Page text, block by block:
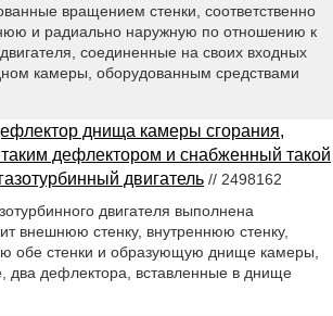
вращением стенки, соответственно
и радиально наружную по отношению к
соединенные на своих входных
камеры, оборудованным средствами
днища камеры сгорания,
дефлектором и снабженный такой
двигатель // 2498162
двигателя выполнена
внешнюю стенку, внутреннюю стенку,
обе стенки и образующую днище камеры,
два дефлектора, вставленные в днище